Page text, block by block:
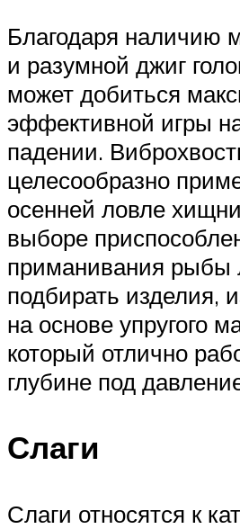
Благодаря наличию
и разумной джиг
может добиться
эффективной игры
падении.
целесообразно
осенней ловле
выборе
приманивания рыбы
подбирать изделия,
на основе упругого
который отлично
глубине под
Слаги
Слаги относятся к